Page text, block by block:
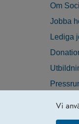
Vi
Om
Jobba
Lediga